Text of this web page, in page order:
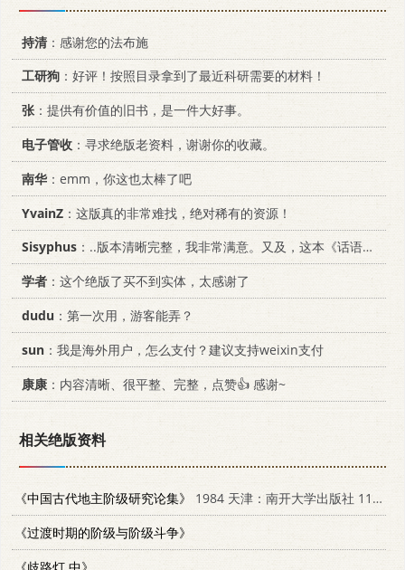
持清：感谢您的法布施
工研狗 ：好评！按照目录拿到了最近科研需要的材料！
张：提供有价值的旧书，是一件大好事。
电子管收 ：寻求绝版老资料，谢谢你的收藏。
南华 ：emm，你这也太棒了吧
YvainZ ：这版真的非常难找，绝对稀有的资源！
Sisyphus ：..版本清晰完整，我非常满意。又及，这本《话语的真相》...
学者 ：这个绝版了买不到实体，太感谢了
dudu ：第一次用，游客能弄？
sun ：我是海外用户，怎么支付？建议支持weixin支付
康康 ：内容清晰、很平整、完整，点赞👍 感谢~
相关绝版资料
《中国古代地主阶级研究论集》
1984 天津：南开大学出版社 11301·7
《过渡时期的阶级与阶级斗争》